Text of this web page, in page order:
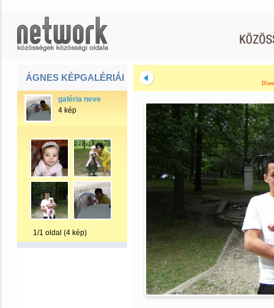
ÁGNES KÉPGALÉRIÁI
galéria neve
4 kép
1/1 oldal (4 kép)